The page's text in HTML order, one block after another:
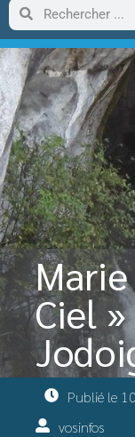
Ciel
Publié le
vosinfos